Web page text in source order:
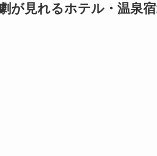
が見れるホテル・温泉